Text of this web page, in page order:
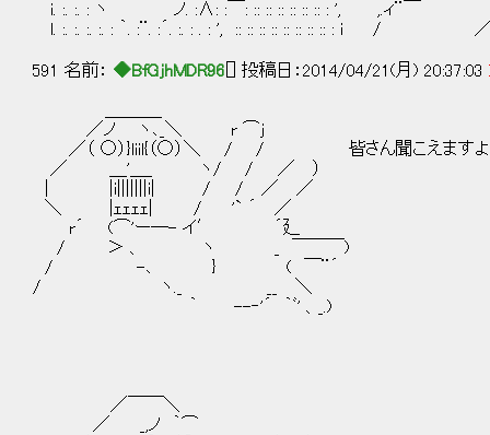
i. :. :. : ヽ ノ. :∧: :￣: :: :: :: :: :: :: : ', ,.ィ¨￣
l. :. :. :. :. : ｀. :¨. :´. :. : . : ', :: :: :: :: :: :: :: :: : i /
591 名前： ◆BfGjhMDR96 [] 投稿日：2014/04/21(月) 20:37:03
／ノ ヽ､_＼ r ⌒j
／（ ○）}liil{（○）＼ / / 皆さん聞こえますよ
／ ＿'＿_ ヽ/ / ／ ）
| |i|||||||i| / / ／ ／
＼ |ｪｪｪｪ| / '` ´ ／
r´ (⌒'ー―- イ′ ´廴
/ ＞ 、 ヽ _ ￣￣￣)
/ -､ } ( ￣¨´
/ ヽ._ __ ＼
｀ --‐'´ ｀ﾞ' 、_.)
／￣￣＼
／ _,ノ ｀⌒